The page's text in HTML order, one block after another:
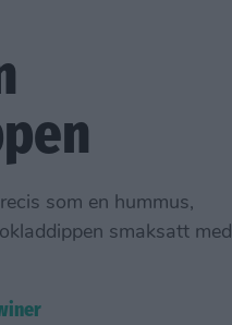
som en hummus,
smaksatt med